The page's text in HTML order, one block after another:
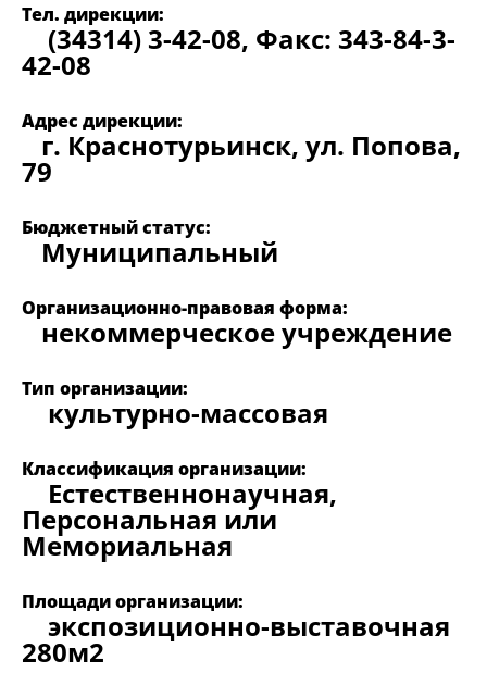
Тел. дирекции:
(34314) 3-42-08, Факс: 343-84-3-
42-08
Адрес дирекции:
г. Краснотурьинск, ул. Попова,
79
Бюджетный статус:
Муниципальный
Организационно-правовая форма:
некоммерческое учреждение
Тип организации:
культурно-массовая
Классификация организации:
Естественнонаучная,
Персональная или
Мемориальная
Площади организации:
экспозиционно-выставочная
280м2